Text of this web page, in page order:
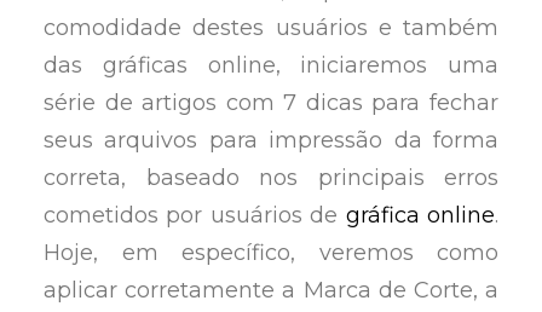
comodidade destes usuários e também
das gráficas online, iniciaremos uma
série de artigos com 7 dicas para fechar
seus arquivos para impressão da forma
correta, baseado nos principais erros
cometidos por usuários de gráfica online.
Hoje, em específico, veremos como
aplicar corretamente a Marca de Corte, a